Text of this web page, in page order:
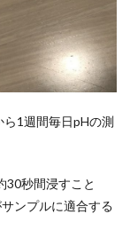
1週間毎日pHの測
30秒間浸すこと
ンプルに適合する